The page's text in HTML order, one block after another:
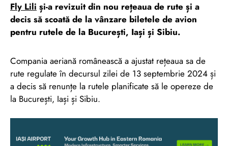
Fly Lili și-a revizuit din nou rețeaua de rute și a
decis să scoată de la vânzare biletele de avion
pentru rutele de la București, Iași și Sibiu.
Compania aeriană românească a ajustat rețeaua sa de
rute regulate în decursul zilei de 13 septembrie 2024 și
a decis să renunțe la rutele planificate să le opereze de
la București, Iași și Sibiu.